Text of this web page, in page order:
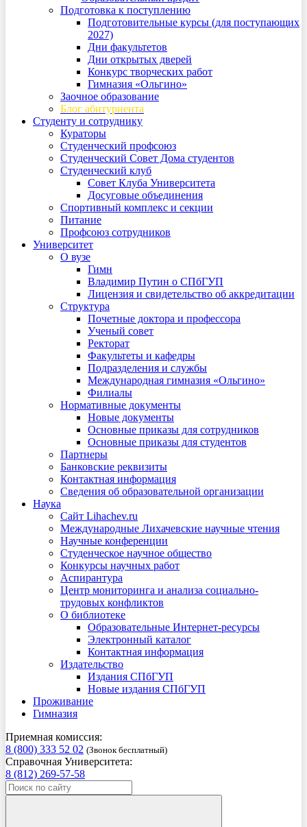
Подготовка к поступлению
Подготовительные курсы (для поступающих
2027)
Дни факультетов
Дни открытых дверей
Конкурс творческих работ
Гимназия «Ольгино»
Заочное образование
Блог абитуриента
Студенту и сотруднику
Кураторы
Студенческий профсоюз
Студенческий Совет Дома студентов
Студенческий клуб
Совет Клуба Университета
Досуговые объединения
Спортивный комплекс и секции
Питание
Профсоюз сотрудников
Университет
О вузе
Гимн
Владимир Путин о СПбГУП
Лицензия и свидетельство об аккредитации
Структура
Почетные доктора и профессора
Ученый совет
Ректорат
Факультеты и кафедры
Подразделения и службы
Международная гимназия «Ольгино»
Филиалы
Нормативные документы
Новые документы
Основные приказы для сотрудников
Основные приказы для студентов
Партнеры
Банковские реквизиты
Контактная информация
Сведения об образовательной организации
Наука
Сайт Lihachev.ru
Международные Лихачевские научные чтения
Научные конференции
Студенческое научное общество
Конкурсы научных работ
Аспирантура
Центр мониторинга и анализа социально-
трудовых конфликтов
О библиотеке
Образовательные Интернет-ресурсы
Электронный каталог
Контактная информация
Издательство
Издания СПбГУП
Новые издания СПбГУП
Проживание
Гимназия
Приемная комиссия:
8 (800) 333 52 02 (Звонок бесплатный)
Справочная Университета:
8 (812) 269-57-58